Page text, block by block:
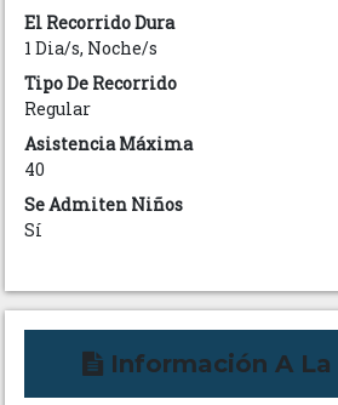
El Recorrido Dura
1 Dia/s, Noche/s
Tipo De Recorrido
Regular
Asistencia Máxima
40
Se Admiten Niños
Sí
Información A La